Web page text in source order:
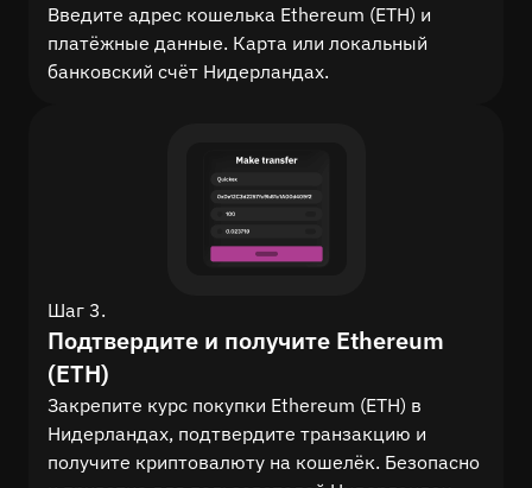
Введите адрес кошелька Ethereum (ETH) и
платёжные данные. Карта или локальный
банковский счёт Нидерландах.
Шаг 3.
Подтвердите и получите Ethereum
(ETH)
Закрепите курс покупки Ethereum (ETH) в
Нидерландах, подтвердите транзакцию и
получите криптовалюту на кошелёк. Безопасно